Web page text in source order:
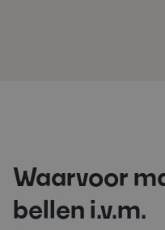
Waarvoor
bellen i.v.m.